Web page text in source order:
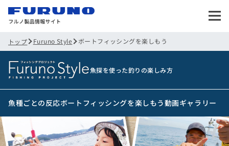
トップ Furuno Style ボートフィッシングを楽しもう
魚探を使った釣りの楽しみ方
魚種ごとの反応ボートフィッシングを楽しもう動画ギャラリー